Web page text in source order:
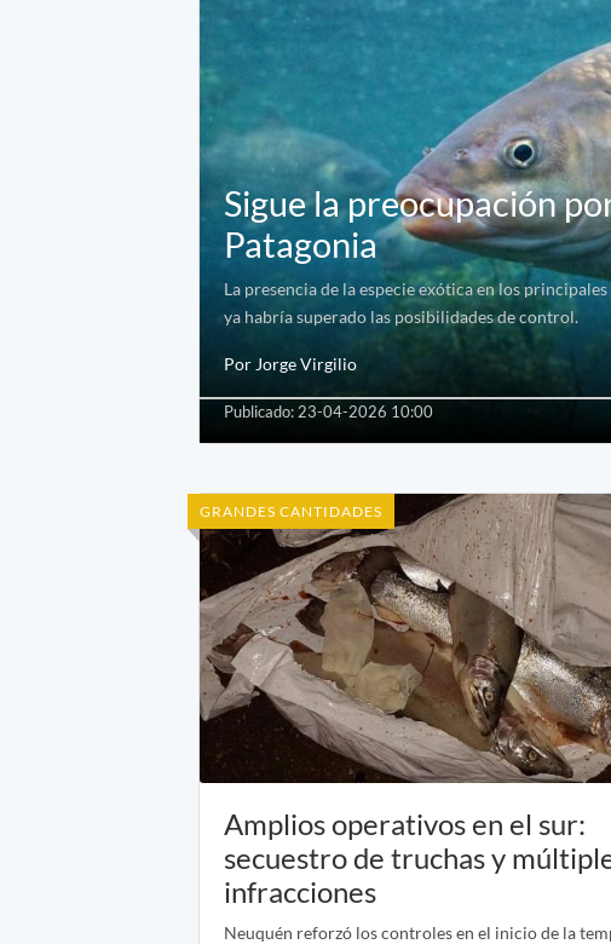
Sigue la preocupación
Patagonia
La presencia de la especie exótica en los
ya habría superado las posibilidades de control.
Por Jorge Virgilio
Publicado: 23-04-2026 10:00
GRANDES CANTIDADES
Amplios operativos en el sur:
secuestro de truchas y
infracciones
Neuquén reforzó los controles en el inicio de la